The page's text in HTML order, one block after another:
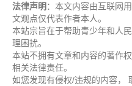
法律声明 ：本文内容由互联网
文观点仅代表作者本人。
本站宗旨在于帮助青少年和人
理困扰。
本站不拥有文章和内容的著作
相关法律责任。
如您发现有侵权/违规的内容，